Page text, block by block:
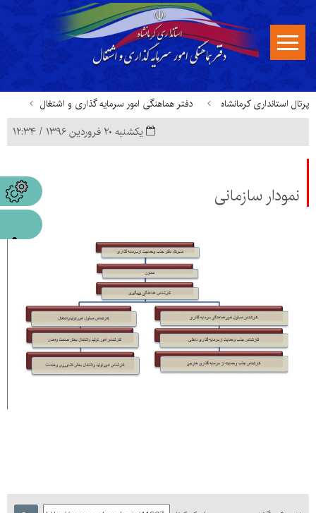
پرتال استانداری کرمانشاه دفتر هماهنگی امور سرمایه گذاری و اشتغال
نمودار سازماني
یکشنبه ۲۰ فروردین ۱۳۹۶ / ۱۲:۳۴
نمودار سازمانی